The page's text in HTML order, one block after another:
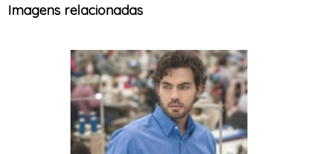
Imagens relacionadas